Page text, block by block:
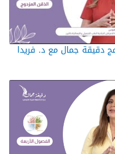
دقيقة جمال مع د. فريدا